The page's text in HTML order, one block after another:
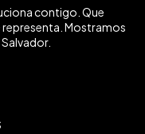
contigo. Que
Mostramos